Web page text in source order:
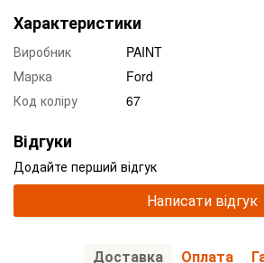
Характеристики
Виробник
PAINT
Марка
Ford
Код коліру
67
Відгуки
Додайте перший відгук
Написати відгук
Доставка Оплата